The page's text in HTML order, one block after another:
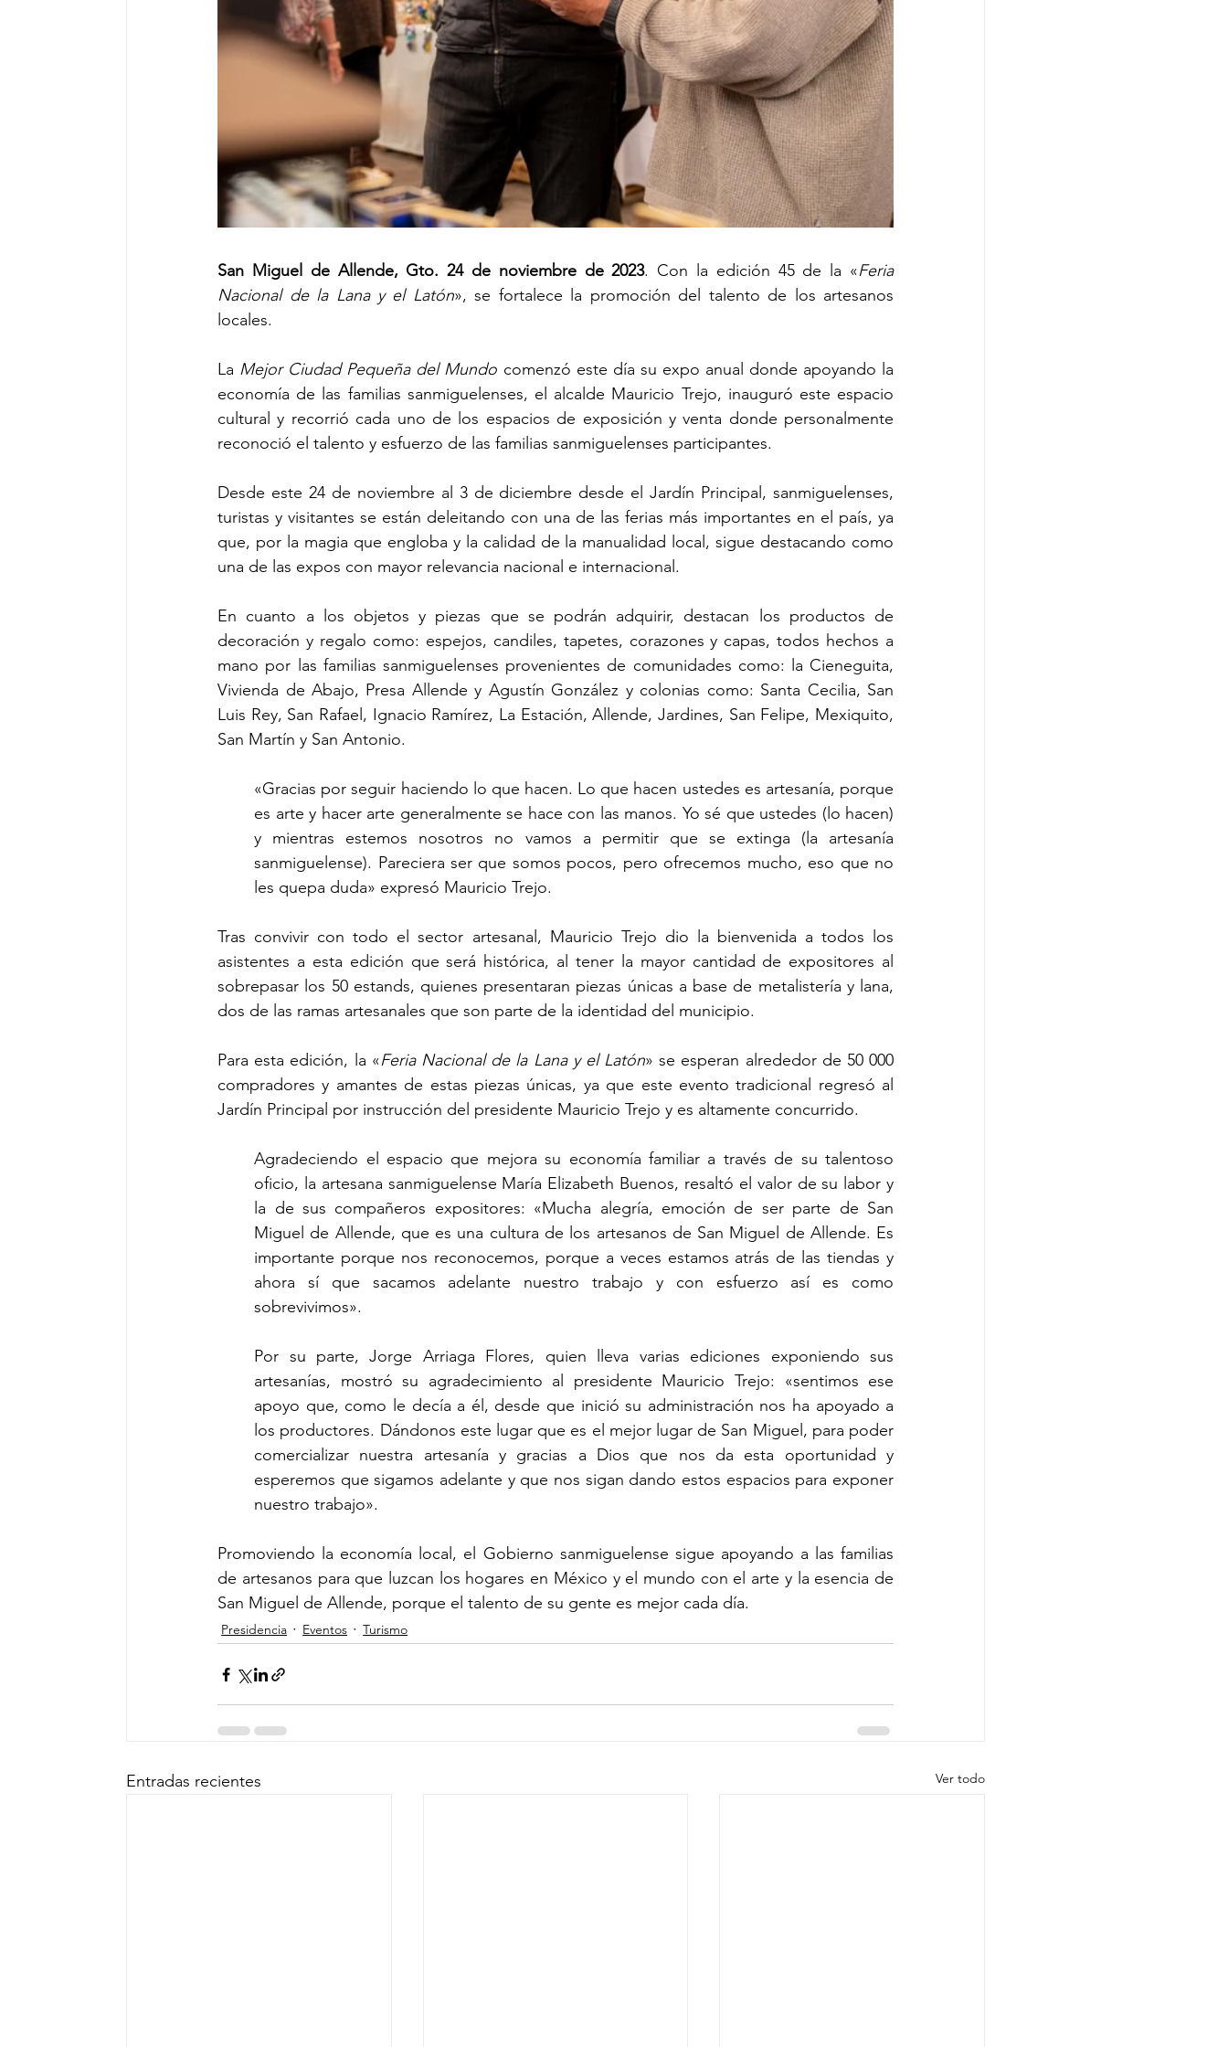
San Miguel de Allende, Gto. 24 de noviembre de 2023. Con la edición 45 de la «Feria
Nacional de la Lana y el Latón», se fortalece la promoción del talento de los artesanos
locales.
La Mejor Ciudad Pequeña del Mundo comenzó este día su expo anual donde apoyando la
economía de las familias sanmiguelenses, el alcalde Mauricio Trejo, inauguró este espacio
cultural y recorrió cada uno de los espacios de exposición y venta donde personalmente
reconoció el talento y esfuerzo de las familias sanmiguelenses participantes.
Desde este 24 de noviembre al 3 de diciembre desde el Jardín Principal, sanmiguelenses,
turistas y visitantes se están deleitando con una de las ferias más importantes en el país, ya
que, por la magia que engloba y la calidad de la manualidad local, sigue destacando como
una de las expos con mayor relevancia nacional e internacional.
En cuanto a los objetos y piezas que se podrán adquirir, destacan los productos de
decoración y regalo como: espejos, candiles, tapetes, corazones y capas, todos hechos a
mano por las familias sanmiguelenses provenientes de comunidades como: la Cieneguita,
Vivienda de Abajo, Presa Allende y Agustín González y colonias como: Santa Cecilia, San
Luis Rey, San Rafael, Ignacio Ramírez, La Estación, Allende, Jardines, San Felipe, Mexiquito,
San Martín y San Antonio.
«Gracias por seguir haciendo lo que hacen. Lo que hacen ustedes es artesanía, porque
es arte y hacer arte generalmente se hace con las manos. Yo sé que ustedes (lo hacen)
y mientras estemos nosotros no vamos a permitir que se extinga (la artesanía
sanmiguelense). Pareciera ser que somos pocos, pero ofrecemos mucho, eso que no
les quepa duda» expresó Mauricio Trejo.
Tras convivir con todo el sector artesanal, Mauricio Trejo dio la bienvenida a todos los
asistentes a esta edición que será histórica, al tener la mayor cantidad de expositores al
sobrepasar los 50 estands, quienes presentaran piezas únicas a base de metalistería y lana,
dos de las ramas artesanales que son parte de la identidad del municipio.
Para esta edición, la «Feria Nacional de la Lana y el Latón» se esperan alrededor de 50 000
compradores y amantes de estas piezas únicas, ya que este evento tradicional regresó al
Jardín Principal por instrucción del presidente Mauricio Trejo y es altamente concurrido.
Agradeciendo el espacio que mejora su economía familiar a través de su talentoso
oficio, la artesana sanmiguelense María Elizabeth Buenos, resaltó el valor de su labor y
la de sus compañeros expositores: «Mucha alegría, emoción de ser parte de San
Miguel de Allende, que es una cultura de los artesanos de San Miguel de Allende. Es
importante porque nos reconocemos, porque a veces estamos atrás de las tiendas y
ahora sí que sacamos adelante nuestro trabajo y con esfuerzo así es como
sobrevivimos».
Por su parte, Jorge Arriaga Flores, quien lleva varias ediciones exponiendo sus
artesanías, mostró su agradecimiento al presidente Mauricio Trejo: «sentimos ese
apoyo que, como le decía a él, desde que inició su administración nos ha apoyado a
los productores. Dándonos este lugar que es el mejor lugar de San Miguel, para poder
comercializar nuestra artesanía y gracias a Dios que nos da esta oportunidad y
esperemos que sigamos adelante y que nos sigan dando estos espacios para exponer
nuestro trabajo».
Promoviendo la economía local, el Gobierno sanmiguelense sigue apoyando a las familias
de artesanos para que luzcan los hogares en México y el mundo con el arte y la esencia de
San Miguel de Allende, porque el talento de su gente es mejor cada día.
Presidencia Eventos Turismo
Entradas recientes Ver todo